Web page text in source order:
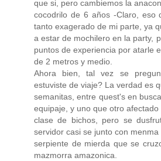
que si, pero cambiemos la
cocodrilo de 6 años -Claro, eso
tanto exagerado de mi parte, ya
a estar de mochilero en la party,
puntos de experiencia por atarle
de 2 metros y medio.
Ahora bien, tal vez se
estuviste de viaje? La verdad es
semanitas, entre quest's en
equipaje, y uno que otro
clase de bichos, pero se
servidor casi se junto con
serpiente de mierda que se
mazmorra amazonica.